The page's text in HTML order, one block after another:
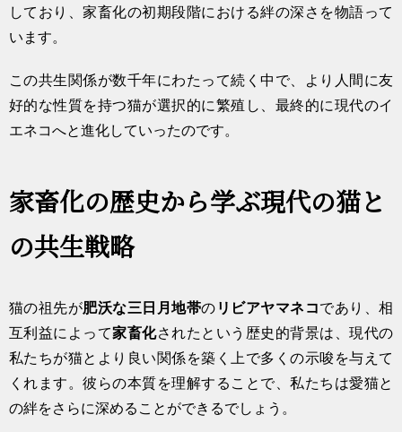
しており、家畜化の初期段階における絆の深さを物語って
います。
この共生関係が数千年にわたって続く中で、より人間に友
好的な性質を持つ猫が選択的に繁殖し、最終的に現代のイ
エネコへと進化していったのです。
家畜化の歴史から学ぶ現代の猫と
の共生戦略
猫の祖先が肥沃な三日月地帯の リビアヤマネコであり、相
互利益によって家畜化されたという歴史的背景は、現代の
私たちが猫とより良い関係を築く上で多くの示唆を与えて
くれます。彼らの本質を理解することで、私たちは愛猫と
の絆をさらに深めることができるでしょう。